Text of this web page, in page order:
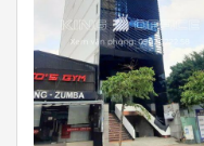
hằng ngày.
II. Quy mô và
1. Quy mô M.I.D